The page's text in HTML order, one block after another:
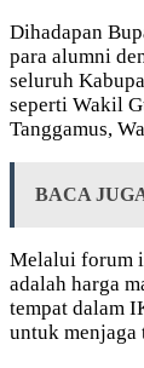
Dihadapan
para alumni
seluruh
seperti Wakil
Tanggamus,
BACA
Melalui forum
adalah harga
tempat dalam
untuk menjaga